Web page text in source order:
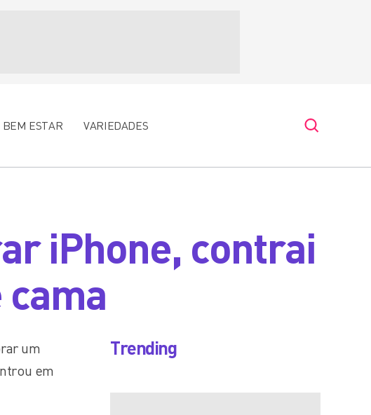
BEM ESTAR VARIEDADES
iPhone, contrai
um
em
Trending